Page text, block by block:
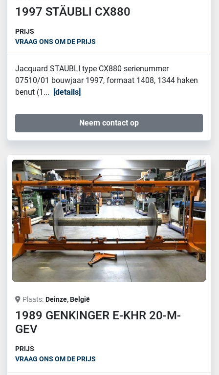
1997 STÄUBLI CX880
PRIJS
VRAAG ONS OM DE PRIJS
Jacquard STAUBLI type CX880 serienummer
07510/01 bouwjaar 1997, formaat 1408, 1344 haken
benut (1...
details
Neem contact op
Plaats Deinze, België
1989 GENKINGER E-KHR 20-M-
GEV
PRIJS
VRAAG ONS OM DE PRIJS